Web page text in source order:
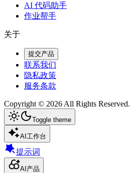
AI 代码助手
作业帮手
关于
提交产品
联系我们
隐私政策
服务条款
Copyright © 2026 All Rights Reserved.
Toggle theme
AI工作台
提示词
AI产品